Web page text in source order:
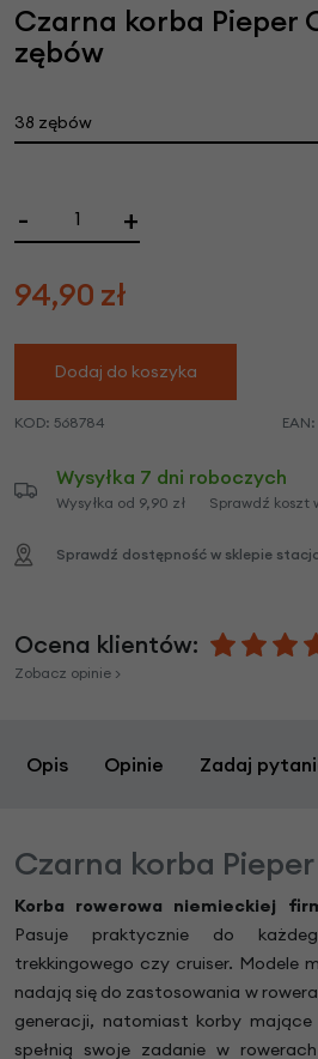
Czarna korba Pieper
zębów
38 zębów
- +
94,90 zł
Dodaj do koszyka
KOD: 568784 EAN:
Wysyłka 7 dni roboczych
Wysyłka od 9,90 zł Sprawdź koszt
Sprawdź dostępność w sklepie
Ocena klientów:
Zobacz opinie >
Opis Opinie Zadaj
Czarna korba
Korba rowerowa niemieckiej
Pasuje praktycznie do
trekkingowego czy cruiser. Modele
nadają się do zastosowania w
generacji, natomiast korby
spełnią swoje zadanie w